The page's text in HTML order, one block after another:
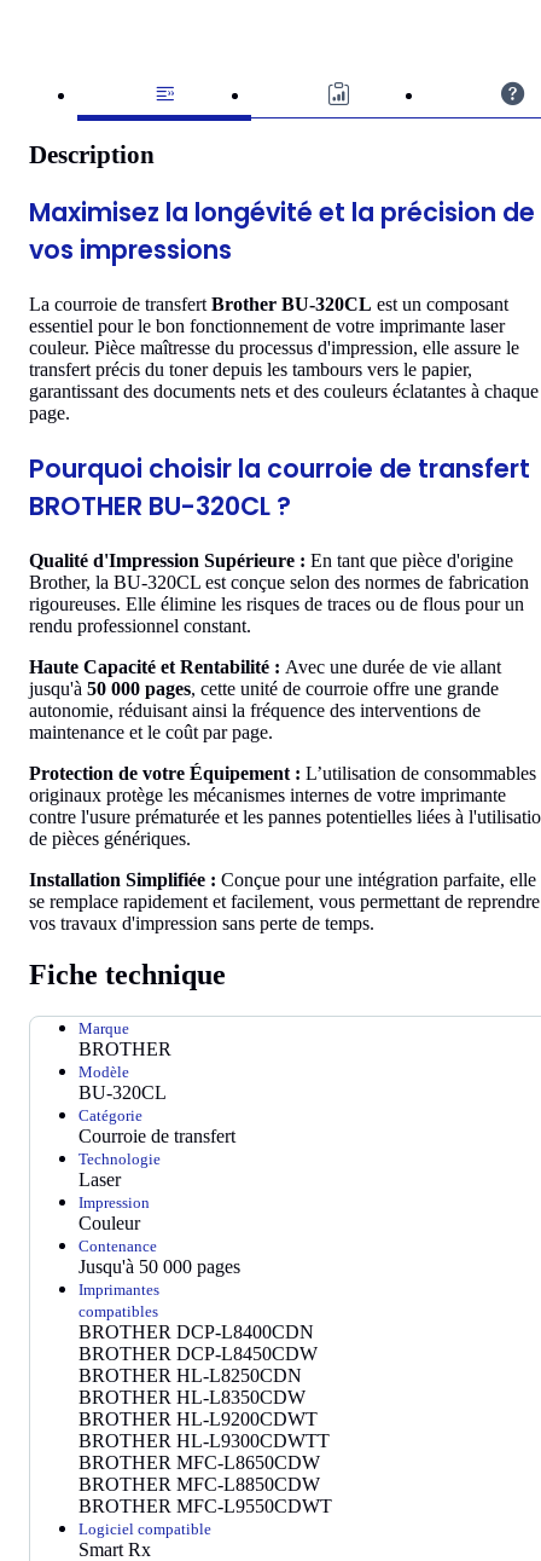
Description
Maximisez la longévité et la précision de
vos impressions
La courroie de transfert Brother BU-320CL est un composant
essentiel pour le bon fonctionnement de votre imprimante laser
couleur. Pièce maîtresse du processus d'impression, elle assure le
transfert précis du toner depuis les tambours vers le papier,
garantissant des documents nets et des couleurs éclatantes à chaque
page.
Pourquoi choisir la courroie de transfert
BROTHER BU-320CL ?
Qualité d'Impression Supérieure : En tant que pièce d'origine
Brother, la BU-320CL est conçue selon des normes de fabrication
rigoureuses. Elle élimine les risques de traces ou de flous pour un
rendu professionnel constant.
Haute Capacité et Rentabilité : Avec une durée de vie allant
jusqu'à 50 000 pages, cette unité de courroie offre une grande
autonomie, réduisant ainsi la fréquence des interventions de
maintenance et le coût par page.
Protection de votre Équipement : L’utilisation de consommables
originaux protège les mécanismes internes de votre imprimante
contre l'usure prématurée et les pannes potentielles liées à
de pièces génériques.
Installation Simplifiée : Conçue pour une intégration parfaite, elle
se remplace rapidement et facilement, vous permettant de reprendre
vos travaux d'impression sans perte de temps.
Fiche technique
Marque
BROTHER
Modèle
BU-320CL
Catégorie
Courroie de transfert
Technologie
Laser
Impression
Couleur
Contenance
Jusqu'à 50 000 pages
Imprimantes
compatibles
BROTHER DCP-L8400CDN
BROTHER DCP-L8450CDW
BROTHER HL-L8250CDN
BROTHER HL-L8350CDW
BROTHER HL-L9200CDWT
BROTHER HL-L9300CDWTT
BROTHER MFC-L8650CDW
BROTHER MFC-L8850CDW
BROTHER MFC-L9550CDWT
Logiciel compatible
Smart Rx